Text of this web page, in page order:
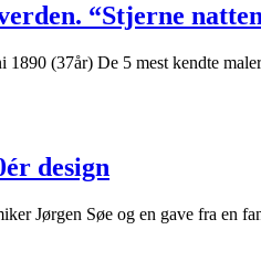
“Stjerne
(37år) De 5 mest kendte
design
Jørgen Søe og en gave fra